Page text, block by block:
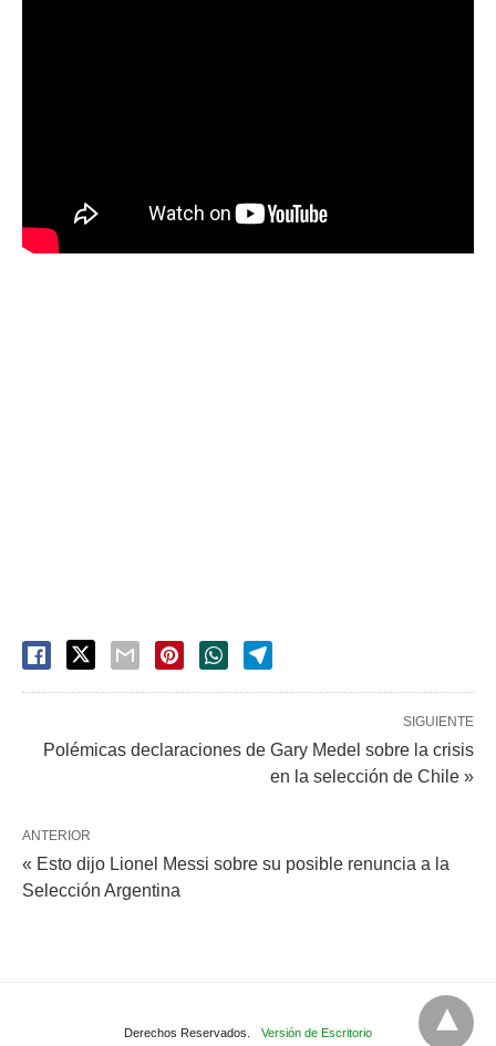
SIGUIENTE
Polémicas declaraciones de Gary Medel sobre la crisis
en la selección de Chile »
ANTERIOR
« Esto dijo Lionel Messi sobre su posible renuncia a la
Selección Argentina
Derechos Reservados. Versión de Escritorio